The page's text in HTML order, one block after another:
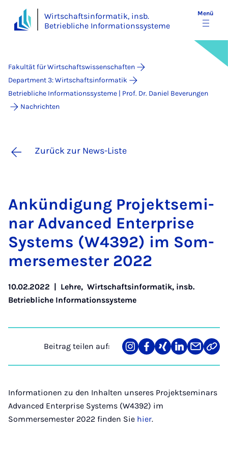
Wirtschaftsinformatik, insb.
Betriebliche Informationssysteme
Menü
Fakultät für Wirtschaftswissenschaften
Department 3: Wirtschaftsinformatik
Betriebliche Informationssysteme | Prof. Dr. Daniel Beverungen
Nachrichten
Zurück zur News-Liste
An­kün­di­gung Pro­jekt­se­mi­
nar Ad­van­ced En­ter­pri­se
Sys­tems (W4392) im Som­
mer­se­mes­ter 2022
10.02.2022 | Lehre, Wirtschaftsinformatik, insb.
Betriebliche Informationssysteme
Beitrag teilen auf:
Teilen
auf
Teilen
auf
Teilen
auf
Teilen
auf
Teilen
über
Mail
Link
Informationen zu den Inhalten unseres Projektseminars
Advanced Enterprise Systems (W4392) im
Sommersemester 2022 finden Sie hier.